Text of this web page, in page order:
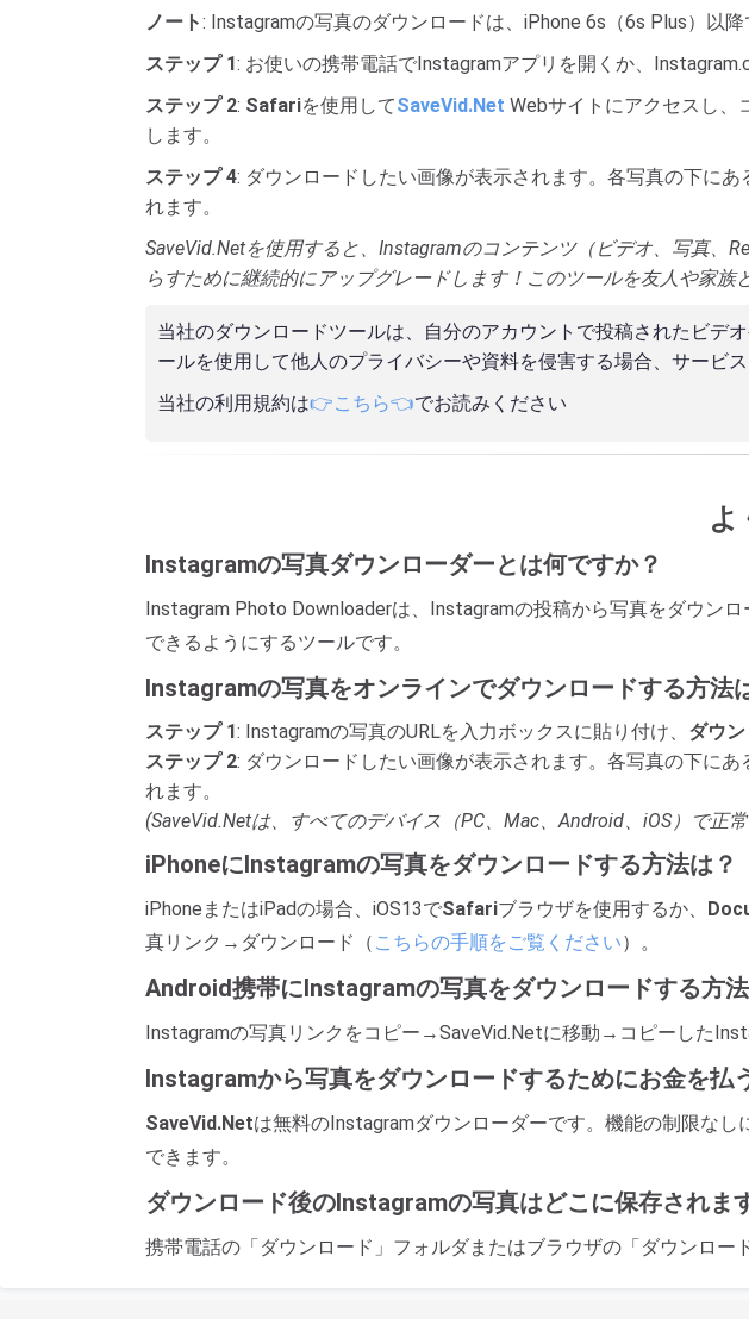
ノート: Instagramの写真のダウンロードは、iPhone 6s（6s Plus）以
ステップ 1: お使いの携帯電話でInstagramアプリを開くか、
ステップ 2: Safariを使用してSaveVid.Net Webサイトにアクセスし、
します。
ステップ 4: ダウンロードしたい画像が表示されます。各写真の下にあ
れます。
SaveVid.Netを使用すると、Instagramのコンテンツ（ビデオ、写真、
らすために継続的にアップグレードします！このツールを友人や家族
当社のダウンロードツールは、自分のアカウントで投稿されたビデ
ールを使用して他人のプライバシーや資料を侵害する場合、サービ
当社の利用規約は👉こちら👈でお読みください
よ
Instagramの写真ダウンローダーとは何ですか？
Instagram Photo Downloaderは、Instagramの投稿から写真をダウン
できるようにするツールです。
Instagramの写真をオンラインでダウンロードする方法
ステップ 1: Instagramの写真のURLを入力ボックスに貼り付け、 ダウ
ステップ 2: ダウンロードしたい画像が表示されます。各写真の下にあ
れます。
(SaveVid.Netは、すべてのデバイス（PC、Mac、Android、iOS）で正
iPhoneにInstagramの写真をダウンロードする方法は？
iPhoneまたはiPadの場合、iOS13でSafariブラウザを使用するか、
真リンク→ダウンロード（ こちらの手順をご覧ください）。
Android携帯にInstagramの写真をダウンロードする方
Instagramの写真リンクをコピー→SaveVid.Netに移動→コピーした
Instagramから写真をダウンロードするためにお金を払
SaveVid.Netは無料のInstagramダウンローダーです。機能の制限な
できます。
ダウンロード後のInstagramの写真はどこに保存されま
携帯電話の「ダウンロード」フォルダまたはブラウザの「ダウンロー